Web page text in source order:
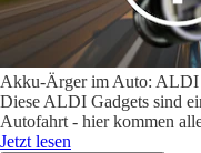
Akku-Ärger im Auto: ALDI
Diese ALDI Gadgets sind
Autofahrt - hier kommen
Jetzt lesen